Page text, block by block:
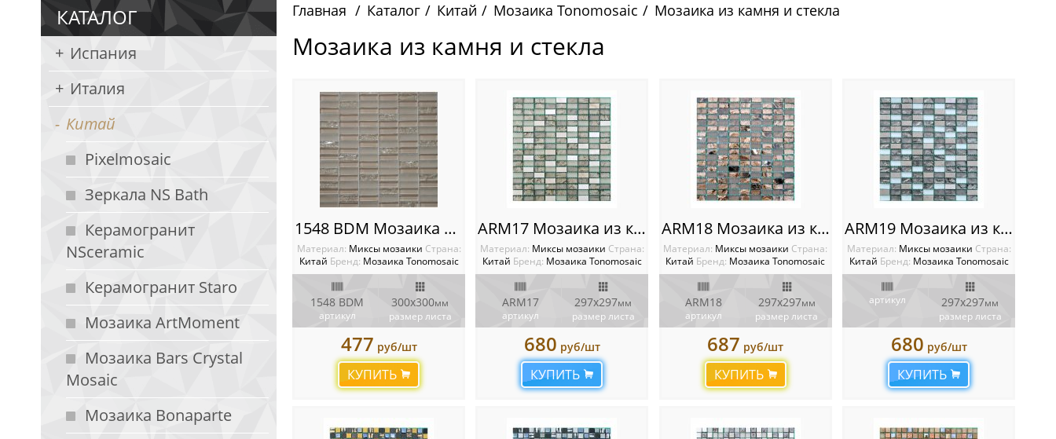
КАТАЛОГ
Испания
Италия
Китай
Pixelmosaic
Зеркала NS Bath
Керамогранит
NSceramic
Керамогранит Staro
Мозаика ArtMoment
Мозаика Bars Crystal
Mosaic
Мозаика Bonaparte
Главная Каталог Китай Мозаика Tonomosaic Мозаика из камня и стекла
Мозаика из камня и стекла
1548 BDM Мозаика из камня и стекла
Материал: Миксы мозаики Cтрана:
Китай Бренд: Мозаика Tonomosaic
1548 BDM
артикул
300х300мм
размер листа
477 руб/шт
КУПИТЬ
ARM17 Мозаика из камня и стекла
Материал: Миксы мозаики Cтрана:
Китай Бренд: Мозаика Tonomosaic
ARM17
артикул
297х297мм
размер листа
680 руб/шт
КУПИТЬ
ARM18 Мозаика из камня и стекла
Материал: Миксы мозаики Cтрана:
Китай Бренд: Мозаика Tonomosaic
ARM18
артикул
297х297мм
размер листа
687 руб/шт
КУПИТЬ
ARM19 Мозаика из камня и стекла
Материал: Миксы мозаики Cтрана:
Китай Бренд: Мозаика Tonomosaic
артикул 297х297мм
размер листа
680 руб/шт
КУПИТЬ